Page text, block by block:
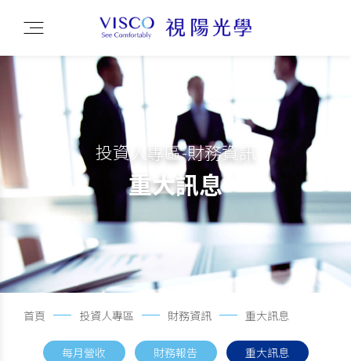
投資人專區-財務資訊
重大訊息
首頁 投資人專區 財務資訊 重大訊息
每月營收 財務報告 重大訊息